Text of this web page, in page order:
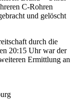
C-Rohren
und gelöscht
durch die
20:15 Uhr war der
Ermittlung an